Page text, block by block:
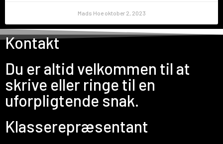
Mads Hoe oktober 2, 2023
Kontakt
Du er altid velkommen til at
skrive eller ringe til en
uforpligtende snak.
Klasserepræsentant